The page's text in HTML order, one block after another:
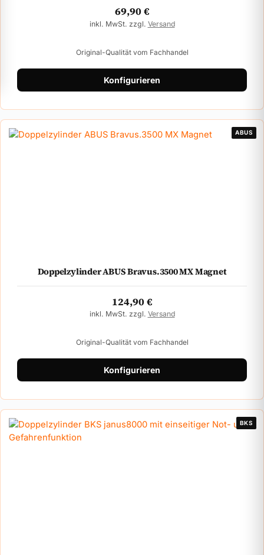
69,90€
inkl. MwSt. zzgl. Versand
Original-Qualität vom Fachhandel
Konfigurieren
ABUS
Doppelzylinder ABUS Bravus.3500 MX Magnet
124,90€
inkl. MwSt. zzgl. Versand
Original-Qualität vom Fachhandel
Konfigurieren
BKS